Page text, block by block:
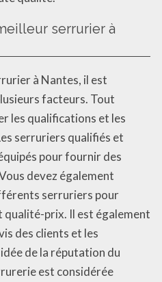
serrurier à
à Nantes, il est
facteurs. Tout
les qualifications et les
serruriers qualifiés et
pour fournir des
devez également
serruriers pour
prix. Il est également
des clients et les
de la réputation du
est considérée